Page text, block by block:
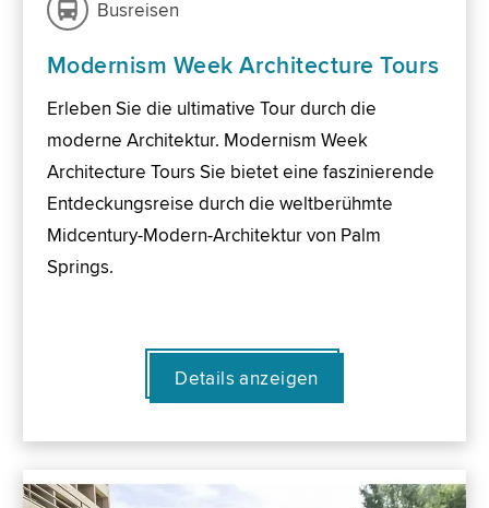
Busreisen
Modernism Week Architecture Tours
Erleben Sie die ultimative Tour durch die
moderne Architektur. Modernism Week
Architecture Tours Sie bietet eine faszinierende
Entdeckungsreise durch die weltberühmte
Midcentury-Modern-Architektur von Palm
Springs.
Details anzeigen